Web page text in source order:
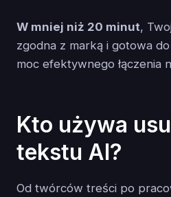
W mniej niż 20 minut,
zgodna z marką i gotowa
moc efektywnego łączenia
Kto używa
tekstu AI?
Od twórców treści po